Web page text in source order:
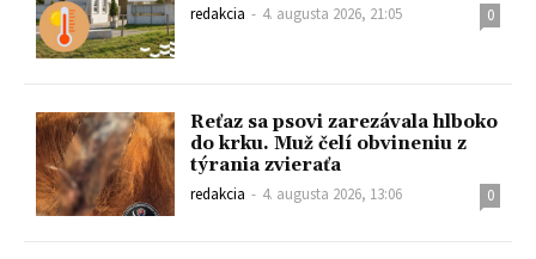
redakcia - 4. augusta 2026, 21:05 0
Reťaz sa psovi zarezávala hlboko
do krku. Muž čelí obvineniu z
týrania zvieraťa
redakcia - 4. augusta 2026, 13:06 0